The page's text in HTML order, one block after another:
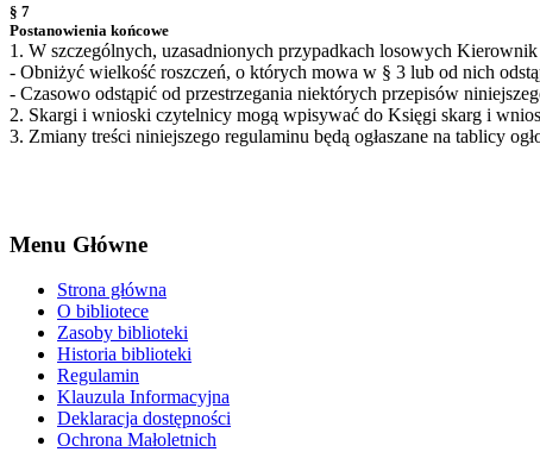
§ 7
Postanowienia końcowe
1. W szczególnych, uzasadnionych przypadkach losowych
- Obniżyć wielkość roszczeń, o których mowa w § 3 lub od nich
- Czasowo odstąpić od przestrzegania niektórych przepisów
2. Skargi i wnioski czytelnicy mogą wpisywać do Księgi skarg i
3. Zmiany treści niniejszego regulaminu będą ogłaszane na tablicy
Menu Główne
Strona główna
O bibliotece
Zasoby biblioteki
Historia biblioteki
Regulamin
Klauzula Informacyjna
Deklaracja dostępności
Ochrona Małoletnich